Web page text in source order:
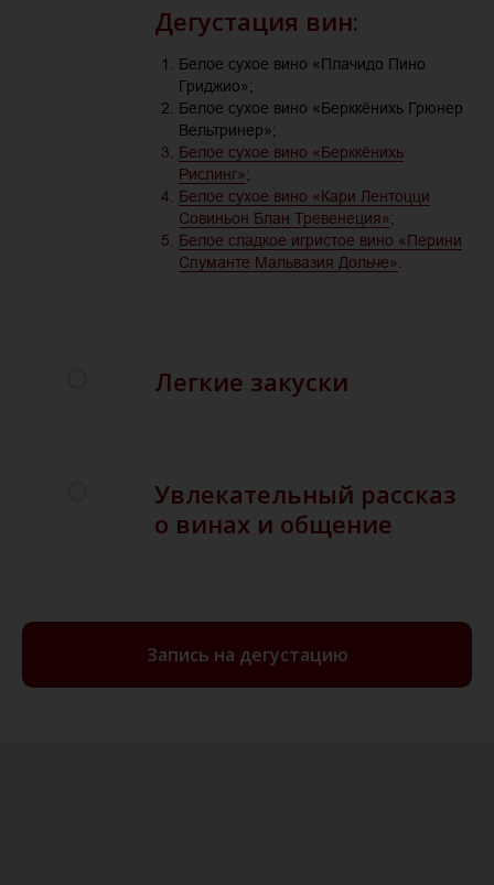
Дегустация вин:
Белое сухое вино «Плачидо Пино
Гриджио»;
Белое сухое вино «Берккёнихь Грюнер
Вельтринер»;
Белое сухое вино «Берккёнихь
Рислинг»;
Белое сухое вино «Кари Лентоцци
Совиньон Блан Тревенеция»;
Белое сладкое игристое вино «Перини
Спуманте Мальвазия Дольче»
Легкие закуски
Увлекательный рассказ
о винах и общение
Запись на дегустацию